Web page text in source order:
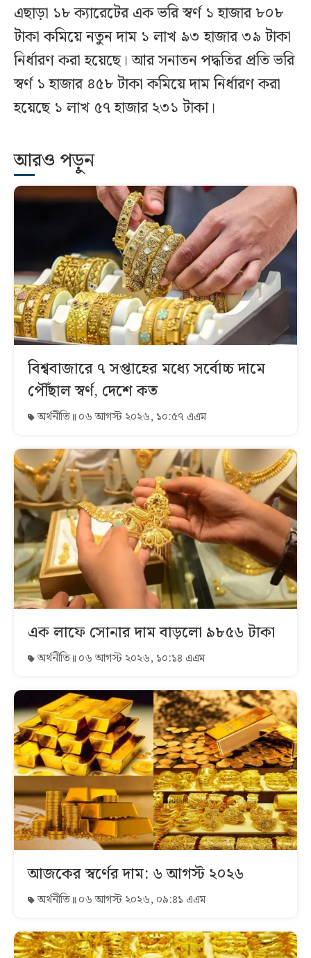
এছাড়া ১৮ ক্যারেটের এক ভরি স্বর্ণ ১ হাজার ৮০৮
টাকা কমিয়ে নতুন দাম ১ লাখ ৯৩ হাজার ৩৯ টাকা
নির্ধারণ করা হয়েছে। আর সনাতন পদ্ধতির প্রতি ভরি
স্বর্ণ ১ হাজার ৪৫৮ টাকা কমিয়ে দাম নির্ধারণ করা
হয়েছে ১ লাখ ৫৭ হাজার ২৩১ টাকা।
আরও পড়ুন
বিশ্ববাজারে ৭ সপ্তাহের মধ্যে সর্বোচ্চ দামে
পৌঁছাল স্বর্ণ, দেশে কত
অর্থনীতি ০৬ আগস্ট ২০২৬, ১০:৫৭ এএম
এক লাফে সোনার দাম বাড়লো ৯৮৫৬ টাকা
অর্থনীতি ০৬ আগস্ট ২০২৬, ১০:১৪ এএম
আজকের স্বর্ণের দাম: ৬ আগস্ট ২০২৬
অর্থনীতি ০৬ আগস্ট ২০২৬, ০৯:৪১ এএম